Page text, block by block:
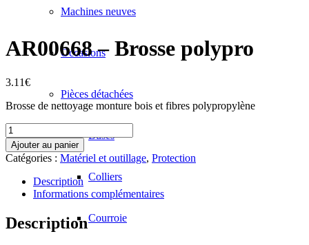
Machines neuves
Occasions
Pièces détachées
Buses
Colliers
Courroie
AR00668 – Brosse polypro
3.11€
Brosse de nettoyage monture bois et fibres polypropylène
quantité
de
AR00668
-
Brosse
polypro
Ajouter au panier
Catégories : Matériel et outillage, Protection
Description
Informations complémentaires
Description